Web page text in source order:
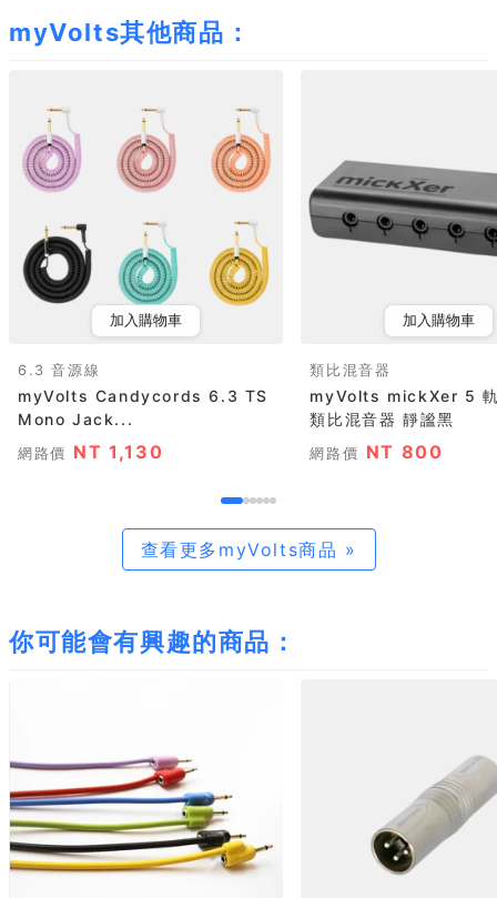
myVolts其他商品：
加入購物車
6.3 音源線
myVolts Candycords 6.3 TS
Mono Jack...
網路價 NT 1,130
加入購物車
類比混音器
myVolts mickXer 5
類比混音器 靜謐黑
網路價 NT 800
查看更多myVolts商品 »
你可能會有興趣的商品：